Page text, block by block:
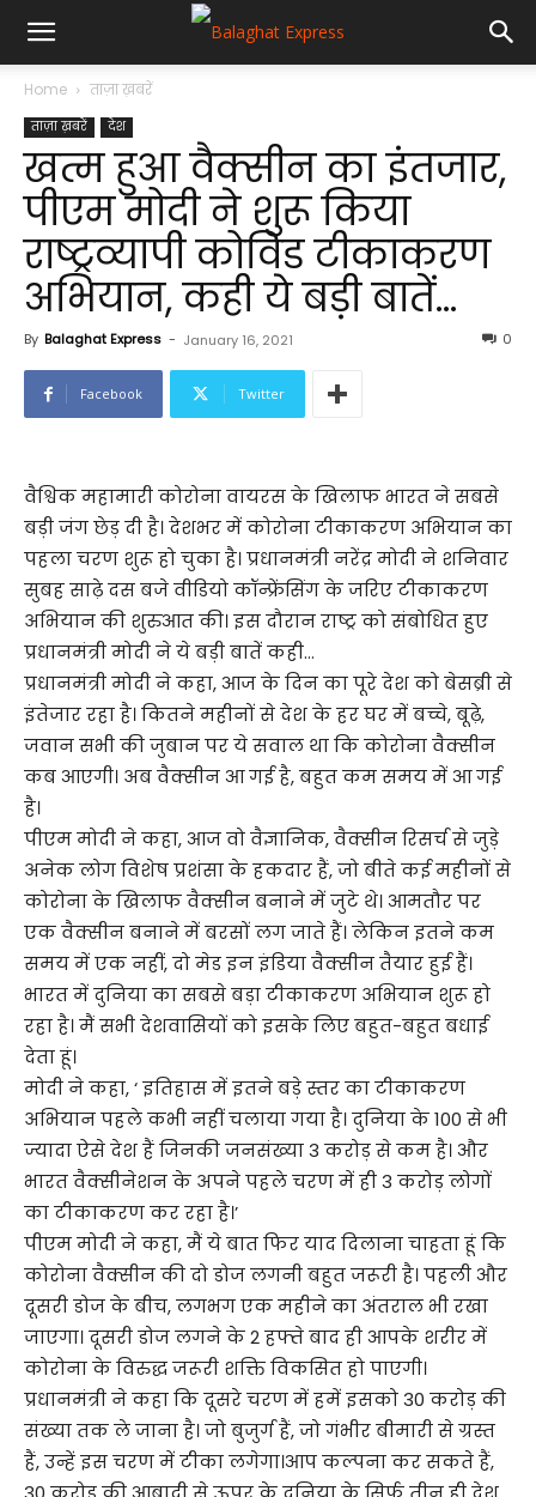
Home ताज़ा ख़बरें
ताज़ा ख़बरें देश
खत्म हुआ वैक्सीन का इंतजार,
पीएम मोदी ने शुरू किया
राष्ट्रव्यापी कोविड टीकाकरण
अभियान, कही ये बड़ी बातें…
By Balaghat Express - January 16, 2021 0
Facebook Twitter
वैश्विक महामारी कोरोना वायरस के खिलाफ भारत ने सबसे
बड़ी जंग छेड़ दी है। देशभर में कोरोना टीकाकरण अभियान का
पहला चरण शुरू हो चुका है। प्रधानमंत्री नरेंद्र मोदी ने शनिवार
सुबह साढ़े दस बजे वीडियो कॉन्फ्रेंसिंग के जरिए टीकाकरण
अभियान की शुरुआत की। इस दौरान राष्ट्र को संबोधित हुए
प्रधानमंत्री मोदी ने ये बड़ी बातें कही…
प्रधानमंत्री मोदी ने कहा, आज के दिन का पूरे देश को बेसब्री से
इंतेजार रहा है। कितने महीनों से देश के हर घर में बच्चे, बूढ़े,
जवान सभी की जुबान पर ये सवाल था कि कोरोना वैक्सीन
कब आएगी। अब वैक्सीन आ गई है, बहुत कम समय में आ गई
है।
पीएम मोदी ने कहा, आज वो वैज्ञानिक, वैक्सीन रिसर्च से जुड़े
अनेक लोग विशेष प्रशंसा के हकदार हैं, जो बीते कई महीनों से
कोरोना के खिलाफ वैक्सीन बनाने में जुटे थे। आमतौर पर
एक वैक्सीन बनाने में बरसों लग जाते हैं। लेकिन इतने कम
समय में एक नहीं, दो मेड इन इंडिया वैक्सीन तैयार हुई हैं।
भारत में दुनिया का सबसे बड़ा टीकाकरण अभियान शुरू हो
रहा है। मैं सभी देशवासियों को इसके लिए बहुत-बहुत बधाई
देता हूं।
मोदी ने कहा, ‘ इतिहास में इतने बड़े स्तर का टीकाकरण
अभियान पहले कभी नहीं चलाया गया है। दुनिया के 100 से भी
ज्यादा ऐसे देश हैं जिनकी जनसंख्या 3 करोड़ से कम है। और
भारत वैक्सीनेशन के अपने पहले चरण में ही 3 करोड़ लोगों
का टीकाकरण कर रहा है।’
पीएम मोदी ने कहा, मैं ये बात फिर याद दिलाना चाहता हूं कि
कोरोना वैक्सीन की दो डोज लगनी बहुत जरूरी है। पहली और
दूसरी डोज के बीच, लगभग एक महीने का अंतराल भी रखा
जाएगा। दूसरी डोज लगने के 2 हफ्ते बाद ही आपके शरीर में
कोरोना के विरुद्ध जरूरी शक्ति विकसित हो पाएगी।
प्रधानमंत्री ने कहा कि दूसरे चरण में हमें इसको 30 करोड़ की
संख्या तक ले जाना है। जो बुजुर्ग हैं, जो गंभीर बीमारी से ग्रस्त
हैं, उन्हें इस चरण में टीका लगेगा।आप कल्पना कर सकते हैं,